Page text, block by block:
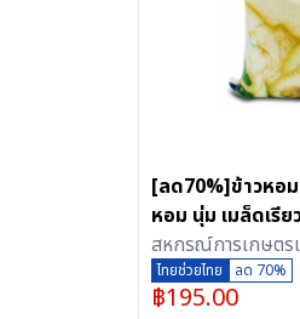
[ลด70%]ข้าวหอ
หอม นุ่ม เมล็ดเรีย
สกต.สุรินทร์ (5 กิ
สหกรณ์การเกษตร
ธ.ก.ส.สุรินทร์ จำกัด
ไทยช่วยไทย ลด 70%
฿195.00